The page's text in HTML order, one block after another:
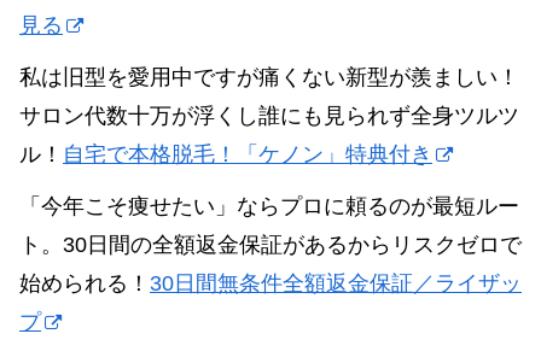
見る
私は旧型を愛用中ですが痛くない新型が羨ましい！
サロン代数十万が浮くし誰にも見られず全身ツルツ
ル！ 自宅で本格脱毛！「ケノン」特典付き
「今年こそ痩せたい」ならプロに頼るのが最短ルー
ト。30日間の全額返金保証があるからリスクゼロで
始められる！ 30日間無条件全額返金保証／ライザッ
プ